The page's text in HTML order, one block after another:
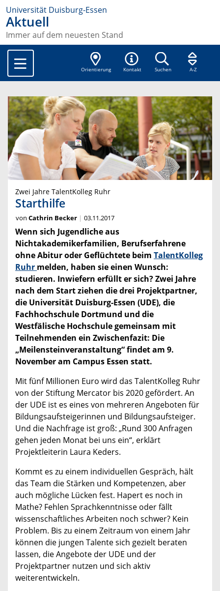
Universität Duisburg-Essen
Aktuell
Immer auf dem neuesten Stand
Orientierung Kontakt Suchen A-Z
Zwei Jahre TalentKolleg Ruhr
Starthilfe
von Cathrin Becker 03.11.2017
Wenn sich Jugendliche aus
Nichtakademikerfamilien, Berufserfahrene
ohne Abitur oder Geflüchtete beim TalentKolleg
Ruhr melden, haben sie einen Wunsch:
studieren. Inwiefern erfüllt er sich? Zwei Jahre
nach dem Start ziehen die drei Projektpartner,
die Universität Duisburg-Essen (UDE), die
Fachhochschule Dortmund und die
Westfälische Hochschule gemeinsam mit
Teilnehmenden ein Zwischenfazit: Die
„Meilensteinveranstaltung“ findet am 9.
November am Campus Essen statt.
Mit fünf Millionen Euro wird das TalentKolleg Ruhr
von der Stiftung Mercator bis 2020 gefördert. An
der UDE ist es eines von mehreren Angeboten für
Bildungsaufsteigerinnen und Bildungsaufsteiger.
Und die Nachfrage ist groß: „Rund 300 Anfragen
gehen jeden Monat bei uns ein“, erklärt
Projektleiterin Laura Keders.
Kommt es zu einem individuellen Gespräch, hält
das Team die Stärken und Kompetenzen, aber
auch mögliche Lücken fest. Hapert es noch in
Mathe? Fehlen Sprachkenntnisse oder fällt
wissenschaftliches Arbeiten noch schwer? Kein
Problem. Bis zu einem Zeitraum von einem Jahr
können die jungen Talente sich gezielt beraten
lassen, die Angebote der UDE und der
Projektpartner nutzen und sich aktiv
weiterentwickeln.